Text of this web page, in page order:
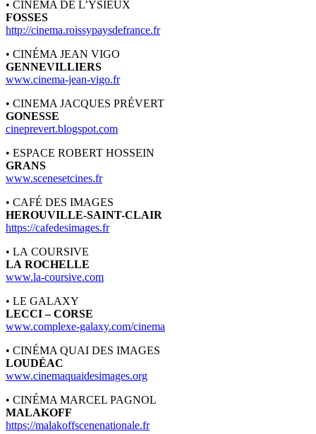
• CINÉMA DE L’YSIEUX
FOSSES
http://cinema.roissypaysdefrance.fr
• CINÉMA JEAN VIGO
GENNEVILLIERS
www.cinema-jean-vigo.fr
• CINEMA JACQUES PRÉVERT
GONESSE
cineprevert.blogspot.com
• ESPACE ROBERT HOSSEIN
GRANS
www.scenesetcines.fr
• CAFÉ DES IMAGES
HEROUVILLE-SAINT-CLAIR
https://cafedesimages.fr
• LA COURSIVE
LA ROCHELLE
www.la-coursive.com
• LE GALAXY
LECCI – CORSE
www.complexe-galaxy.com/cinema
• CINÉMA QUAI DES IMAGES
LOUDÉAC
www.cinemaquaidesimages.org
• CINÉMA MARCEL PAGNOL
MALAKOFF
https://malakoffscenenationale.fr